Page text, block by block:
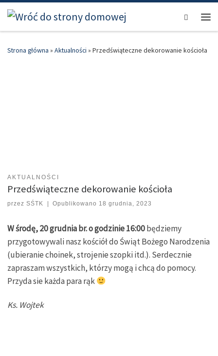
Przejdź do treści
Search
Strona główna » Aktualności » Przedświąteczne dekorowanie kościoła
AKTUALNOŚCI
Przedświąteczne dekorowanie kościoła
przez SŚTK Opublikowano 18 grudnia, 2023
W środę, 20 grudnia br. o godzinie 16:00będziemy
przygotowywali nasz kościół do Świąt Bożego Narodzenia
(ubieranie choinek, strojenie szopki itd.). Serdecznie
zapraszam wszystkich, którzy mogą i chcą do pomocy.
Przyda sie każda para rąk
Ks. Wojtek